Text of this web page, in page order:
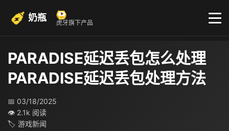
奶瓶 虎牙旗下产品
PARADISE延迟丢包怎么处理
PARADISE延迟丢包处理方法
📅 03/18/2025
👁 2.1k 阅读
🏷 游戏新闻